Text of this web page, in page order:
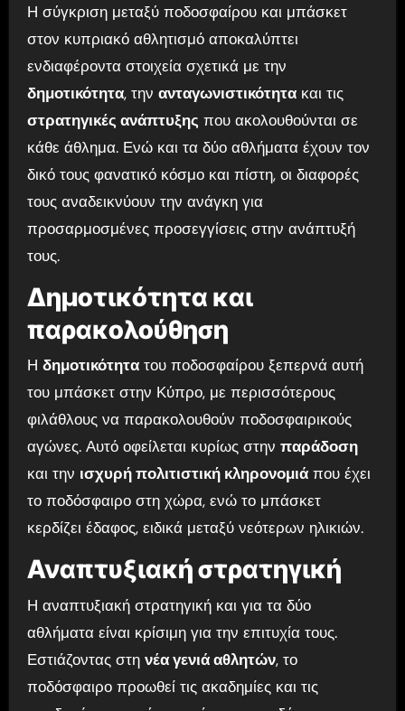
Η σύγκριση μεταξύ ποδοσφαίρου και μπάσκετ
στον κυπριακό αθλητισμό αποκαλύπτει
ενδιαφέροντα στοιχεία σχετικά με την
δημοτικότητα, την ανταγωνιστικότητακαι τις
στρατηγικές ανάπτυξης που ακολουθούνται σε
κάθε άθλημα. Ενώ και τα δύο αθλήματα έχουν τον
δικό τους φανατικό κόσμο και πίστη, οι διαφορές
τους αναδεικνύουν την ανάγκη για
προσαρμοσμένες προσεγγίσεις στην ανάπτυξή
τους.
Δημοτικότητα και
παρακολούθηση
Η δημοτικότητατου ποδοσφαίρου ξεπερνά αυτή
του μπάσκετ στην Κύπρο, με περισσότερους
φιλάθλους να παρακολουθούν ποδοσφαιρικούς
αγώνες. Αυτό οφείλεται κυρίως στην παράδοση
και την ισχυρή πολιτιστική κληρονομιάπου έχει
το ποδόσφαιρο στη χώρα, ενώ το μπάσκετ
κερδίζει έδαφος, ειδικά μεταξύ νεότερων ηλικιών.
Αναπτυξιακή στρατηγική
Η αναπτυξιακή στρατηγική και για τα δύο
αθλήματα είναι κρίσιμη για την επιτυχία τους.
Εστιάζοντας στη νέα γενιά αθλητών, το
ποδόσφαιρο προωθεί τις ακαδημίες και τις